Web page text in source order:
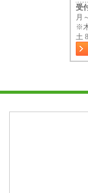
受
月
※
土